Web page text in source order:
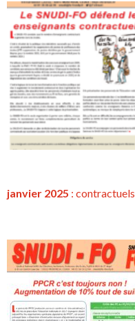
janvier 2025 : contractuels